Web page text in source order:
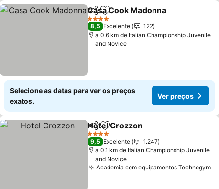
PartilharAdicionar aos favoritos
Casa Cook Madonna
4 Estrelas
8,5 Excelente
122
a 0.6 km de Italian Championship Juvenile
and Novice
Selecione as datas para ver os preços
exatos.
Ver preços
PartilharAdicionar aos favoritos
Hotel Crozzon
4 Estrelas
9,5 Excelente
1.247
a 0.1 km de Italian Championship Juvenile
and Novice
Academia com equipamentos Technogym